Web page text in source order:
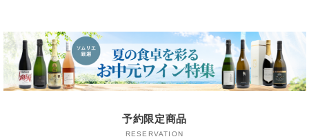
予約限定商品
RESERVATION